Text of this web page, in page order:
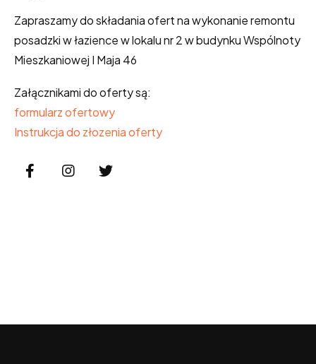
Zapraszamy do składania ofert na wykonanie remontu
posadzki w łazience w lokalu nr 2 w budynku Wspólnoty
Mieszkaniowej I Maja 46
Załącznikami do oferty są:
formularz ofertowy
Instrukcja do złozenia oferty